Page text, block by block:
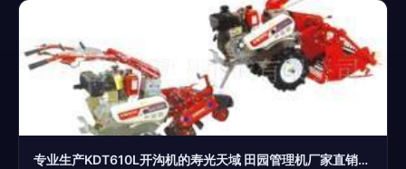
专业生产KDT610L开沟机的寿光天域 田园管理机厂家直销的首选